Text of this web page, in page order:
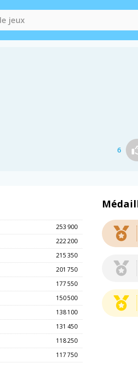
6
253 900
222 200
215 350
201 750
177 550
150 500
138 100
131 450
118 250
117 750